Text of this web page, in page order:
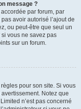
message ?
par forum, par
avoir autorisé l’ajout de
ou peut-être que seul un
vous ne savez pas
sur un forum.
pour son site. Si vous
Notez que
n’est pas concerné